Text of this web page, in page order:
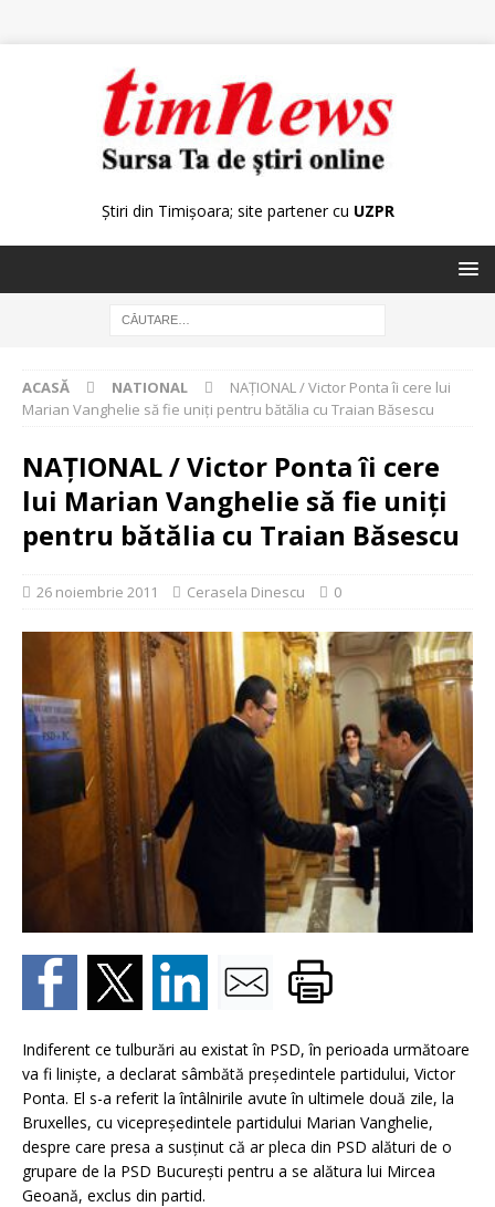
Știri din Timișoara; site partener cu UZPR
ACASĂ NATIONAL
NAŢIONAL / Victor Ponta îi cere lui
Marian Vanghelie să fie uniţi pentru bătălia cu Traian Băsescu
NAŢIONAL / Victor Ponta îi cere
lui Marian Vanghelie să fie uniţi
pentru bătălia cu Traian Băsescu
26 noiembrie 2011 Cerasela Dinescu 0
Indiferent ce tulburări au existat în PSD, în perioada următoare
va fi linişte, a declarat sâmbătă preşedintele partidului, Victor
Ponta. El s-a referit la întâlnirile avute în ultimele două zile, la
Bruxelles, cu vicepreşedintele partidului Marian Vanghelie,
despre care presa a susţinut că ar pleca din PSD alături de o
grupare de la PSD Bucureşti pentru a se alătura lui Mircea
Geoană, exclus din partid.